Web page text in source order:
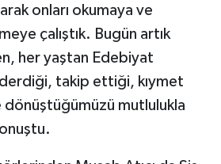
onları okumaya ve
çalıştık. Bugün artık
her yaştan Edebiyat
takip ettiği, kıymet
mutlulukla